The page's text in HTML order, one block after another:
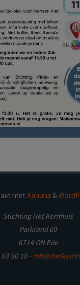
met Kahuna &
Stichting Het Kernhuis
Parkrand 60
6714 GN Ede
30 16 -